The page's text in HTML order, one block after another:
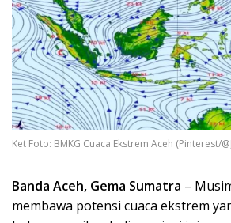
Ket Foto: BMKG Cuaca Ekstrem Aceh (Pinterest/
Banda Aceh, Gema Sumatra –
membawa potensi cuaca ekstrem